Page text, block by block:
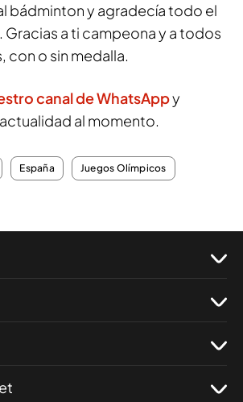
bádminton y agradecía todo el
a ti campeona y a todos
con o sin medalla.
canal de WhatsAppy
al momento.
España Juegos Olímpicos